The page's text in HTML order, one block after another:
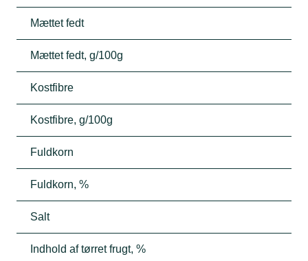
Mættet fedt
Mættet fedt, g/100g
Kostfibre
Kostfibre, g/100g
Fuldkorn
Fuldkorn, %
Salt
Indhold af tørret frugt, %